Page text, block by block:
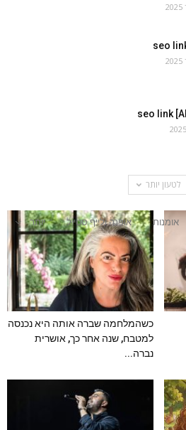
seo
seo link
לטעון יותר
אומנות אופנה ולייף סטייל יותר
כשהמלחמה שברה אותה היא נכנסה
למטבח, שנה אחר כך, אושרית
נברה...